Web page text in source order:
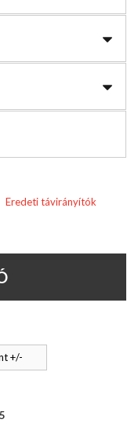
Eredeti távirányítók
+/-